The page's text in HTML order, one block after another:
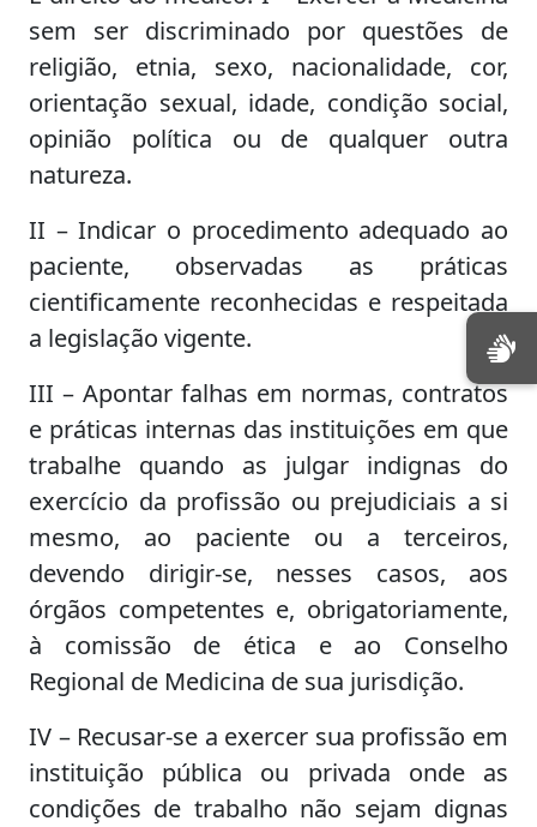
sem ser discriminado por questões de
religião, etnia, sexo, nacionalidade, cor,
orientação sexual, idade, condição social,
opinião política ou de qualquer outra
natureza.
II – Indicar o procedimento adequado ao
paciente, observadas as práticas
cientificamente reconhecidas e respeitada
a legislação vigente.
III – Apontar falhas em normas, contratos
e práticas internas das instituições em que
trabalhe quando as julgar indignas do
exercício da profissão ou prejudiciais a si
mesmo, ao paciente ou a terceiros,
devendo dirigir-se, nesses casos, aos
órgãos competentes e, obrigatoriamente,
à comissão de ética e ao Conselho
Regional de Medicina de sua jurisdição.
IV – Recusar-se a exercer sua profissão em
instituição pública ou privada onde as
condições de trabalho não sejam dignas